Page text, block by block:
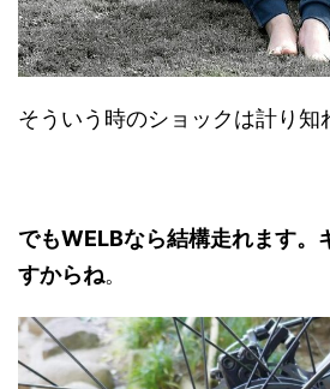
そういう時のショックは計り知
でもWELBなら結構走れます。
すからね。